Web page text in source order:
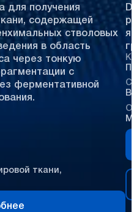
для получения
содержащей
стволовых
в область
через тонкую
с
ферментативной
ткани,